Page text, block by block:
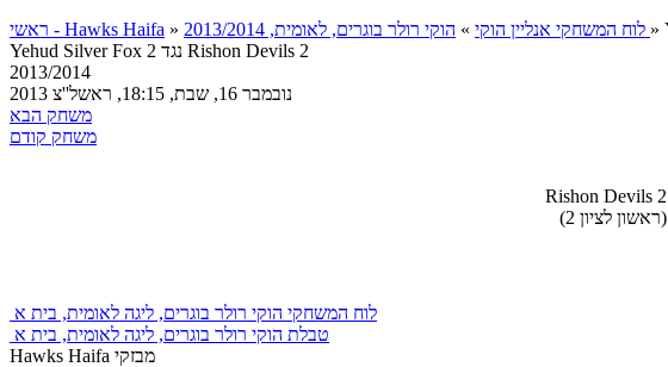
ראשי - Hawks Haifa » לוח המשחקי אנליין הוקי »
Yehud Silver Fox 2 נגד Rishon Devils 2
2013/2014
2013 נובמבר 16, שבת, 18:15, ראשל''צ
משחק הבא
משחק קודם
Rishon Devils 2
(ראשון לציון 2)
לוח המשחקי הוקי רולר בוגרים, ליגה לאומית, בית א
טבלת הוקי רולר בוגרים, ליגה לאומית, בית א
Hawks Haifa מבזקי